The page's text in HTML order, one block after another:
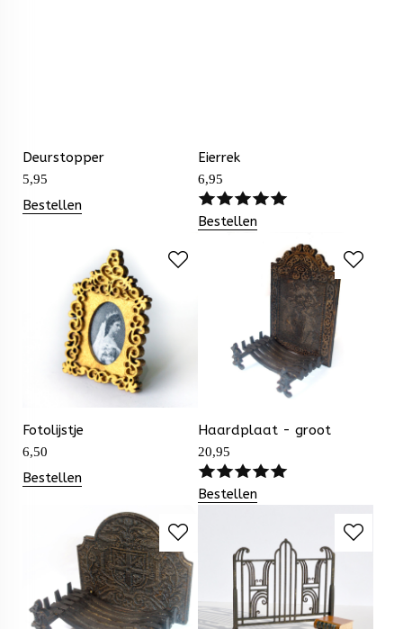
Deurstopper
5,95
Bestellen
Eierrek
6,95
Bestellen
Fotolijstje
6,50
Bestellen
Haardplaat - groot
20,95
Bestellen